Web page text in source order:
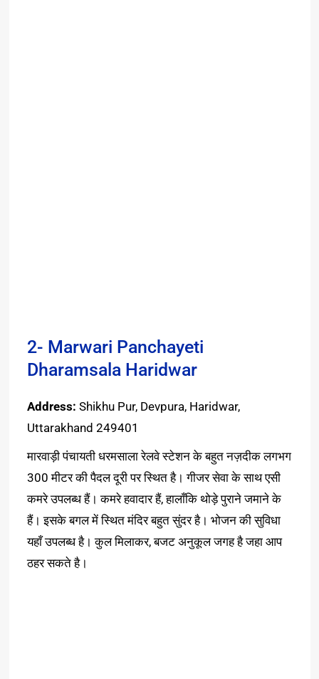
2- Marwari Panchayeti
Dharamsala Haridwar
Address: Shikhu Pur, Devpura, Haridwar,
Uttarakhand 249401
मारवाड़ी पंचायती धरमसाला रेलवे स्टेशन के बहुत नज़दीक लगभग
300 मीटर की पैदल दूरी पर स्थित है। गीजर सेवा के साथ एसी
कमरे उपलब्ध हैं। कमरे हवादार हैं, हालाँकि थोड़े पुराने जमाने के
हैं। इसके बगल में स्थित मंदिर बहुत सुंदर है। भोजन की सुविधा
यहाँ उपलब्ध है। कुल मिलाकर, बजट अनुकूल जगह है जहा आप
ठहर सकते है।